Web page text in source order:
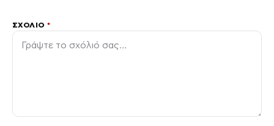
ΣΧΌΛΙΟ*